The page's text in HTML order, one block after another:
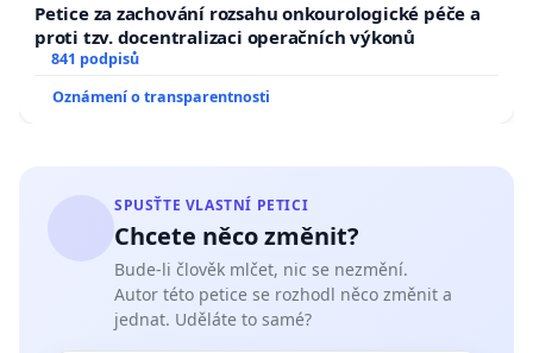
Petice za zachování rozsahu onkourologické péče a
proti tzv. docentralizaci operačních výkonů
841 podpisů
Oznámení o transparentnosti
SPUSŤTE VLASTNÍ PETICI
Chcete něco změnit?
Bude-li člověk mlčet, nic se nezmění.
Autor této petice se rozhodl něco změnit a
jednat. Uděláte to samé?